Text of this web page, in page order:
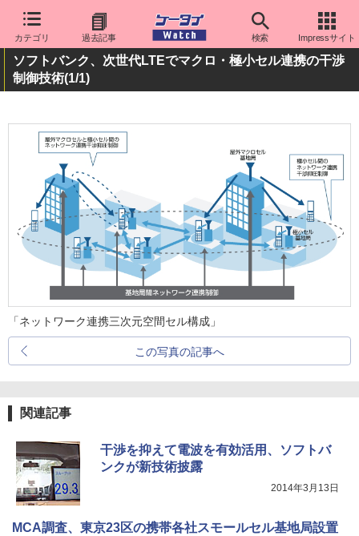
カテゴリ 過去記事 検索 Impressサイト
ソフトバンク、次世代LTEでマクロ・極小セル連携の干渉
制御技術(1/1)
「ネットワーク連携三次元空間セル構成」
この写真の記事へ
関連記事
干渉を抑えて電波を有効活用、ソフトバ
ンクが新技術披露
2014年3月13日
MCA調査、東京23区の携帯各社スモールセル基地局設置